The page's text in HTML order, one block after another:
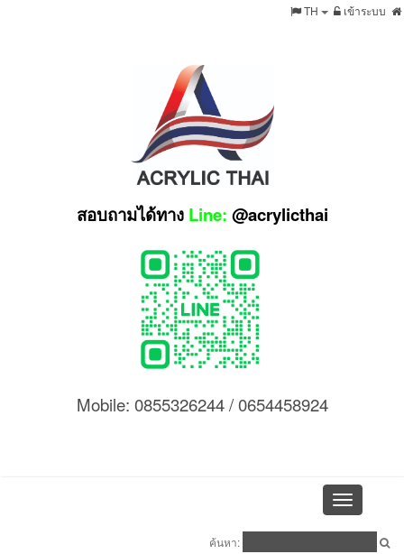
เข้าระบบ
TH
สอบถามได้ทางLine: @acrylicthai
Mobile: 0855326244 / 0654458924
Toggle
navigation
ค้นหา: